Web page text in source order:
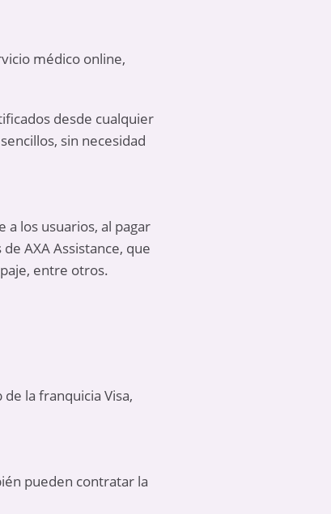
médico online,
desde cualquier
sin necesidad
los usuarios, al pagar
AXA Assistance, que
entre otros.
la franquicia Visa,
pueden contratar la